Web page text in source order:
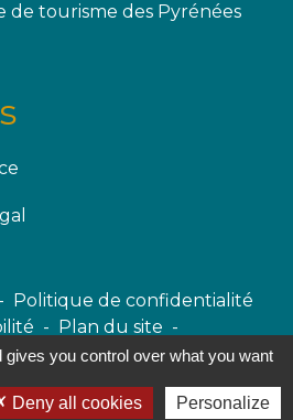
de tourisme des Pyrénées
- Politique de confidentialité
- Plan du site -
des cookies
avec Réseau des Communes
you control over what you want
Deny all cookies Personalize